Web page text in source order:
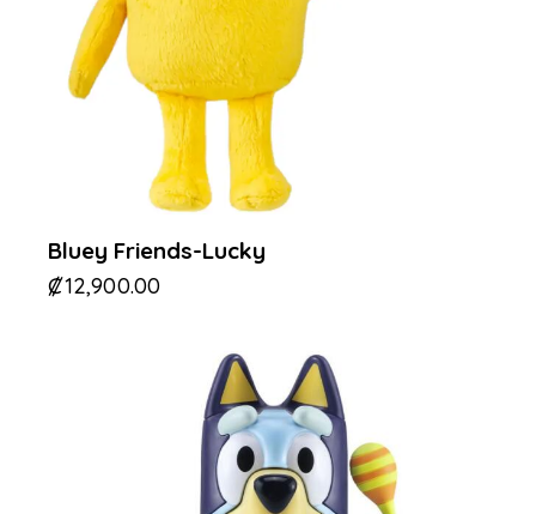
Bluey Friends-Lucky
₡12,900.00